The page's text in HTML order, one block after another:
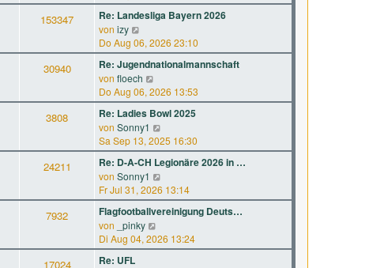
i
r
a
g
e
r
B
e
i
t
r
a
g
u
e
t
e
B
e
i
r
a
g
153347 Re: Landesliga Bayern 2026
von izy
e
u
e
s
t
e
B
e
i
t
r
a
g
Do Aug 06, 2026 23:10
30940 Re: Jugendnationalmannschaft
von floech
e
u
e
s
t
e
r
B
e
i
t
r
a
Do Aug 06, 2026 13:53
3808 Re: Ladies Bowl 2025
von Sonny1
e
u
e
t
e
B
e
Sa Sep 13, 2025 16:30
24211 Re: D-A-CH Legionäre 2026 in …
von Sonny1
e
u
e
t
Fr Jul 31, 2026 13:14
7932 Flagfootballvereinigung Deuts…
von _pinky
e
u
Di Aug 04, 2026 13:24
17024 Re: UFL